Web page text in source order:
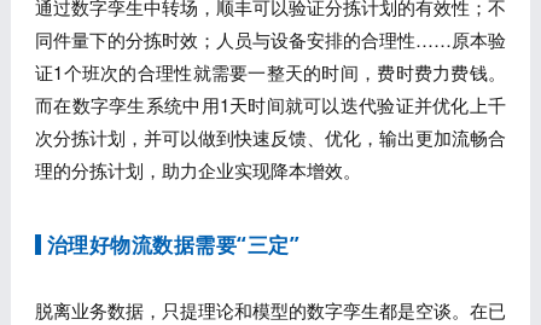
通过数字孪生中转场，顺丰可以验证分拣计划的有效性；不
同件量下的分拣时效；人员与设备安排的合理性……原本验
证1个班次的合理性就需要一整天的时间，费时费力费钱。
而在数字孪生系统中用1天时间就可以迭代验证并优化上千
次分拣计划，并可以做到快速反馈、优化，输出更加流畅合
理的分拣计划，助力企业实现降本增效。
治理好物流数据需要“三定”
脱离业务数据，只提理论和模型的数字孪生都是空谈。在已